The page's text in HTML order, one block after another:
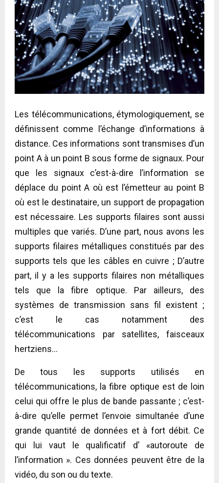
Les télécommunications, étymologiquement, se
définissent comme l’échange d’informations à
distance. Ces informations sont transmises d’un
point A à un point B sous forme de signaux. Pour
que les signaux c’est-à-dire l’information se
déplace du point A où est l’émetteur au point B
où est le destinataire, un support de propagation
est nécessaire. Les supports filaires sont aussi
multiples que variés. D’une part, nous avons les
supports filaires métalliques constitués par des
supports tels que les câbles en cuivre ; D’autre
part, il y a les supports filaires non métalliques
tels que la fibre optique. Par ailleurs, des
systèmes de transmission sans fil existent ;
c’est le cas notamment des
télécommunications par satellites, faisceaux
hertziens…
De tous les supports utilisés en
télécommunications, la fibre optique est de loin
celui qui offre le plus de bande passante ; c’est-
à-dire qu’elle permet l’envoie simultanée d’une
grande quantité de données et à fort débit. Ce
qui lui vaut le qualificatif d’ «autoroute de
l’information ». Ces données peuvent être de la
vidéo, du son ou du texte.